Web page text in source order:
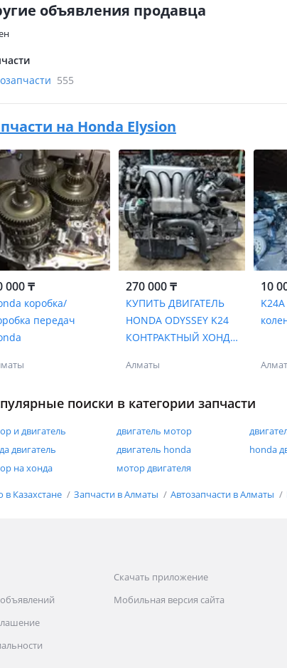
объявления продавца
555
на Honda Elysion
000 ₸
коробка/
передач
270 000 ₸
КУПИТЬ ДВИГАТЕЛЬ
HONDA ODYSSEY K24
КОНТРАКТНЫЙ ХОНДА
ПРИВОЗНОЙ
Алматы
10
поиски в категории запчасти
и двигатель двигатель мотор
двигатель
двигатель honda honda
на хонда
мотор двигателя
в Казахстане Запчасти в Алматы Автозапчасти в Алматы
Скачать приложение
Мобильная версия сайта